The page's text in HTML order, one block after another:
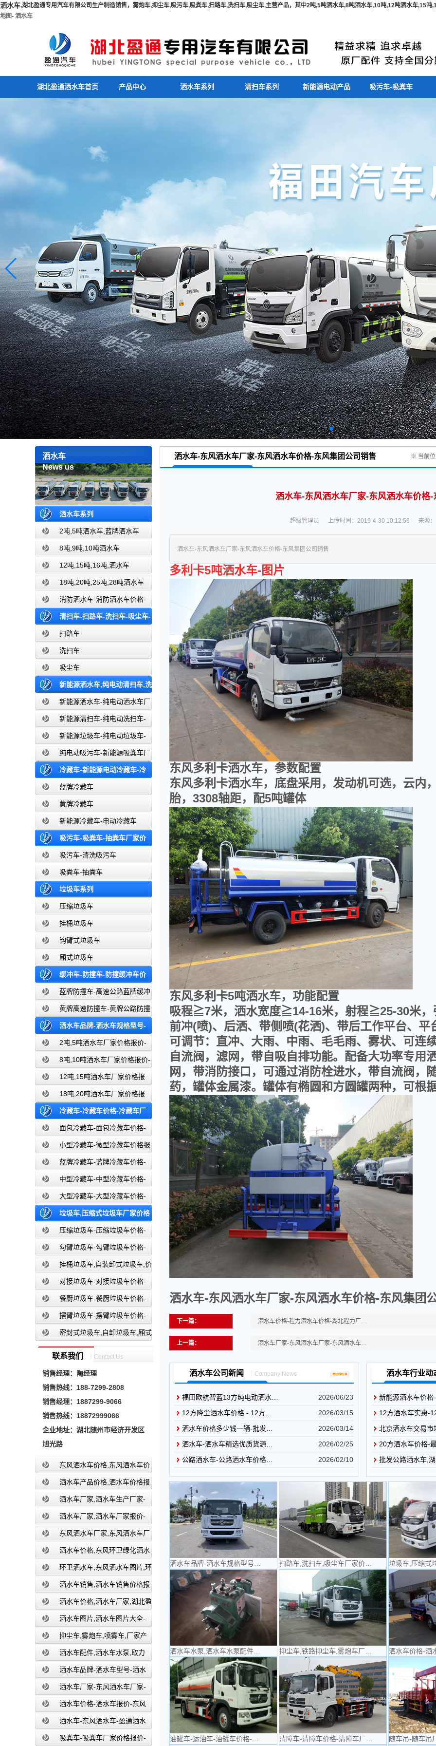
洒水车,湖北盈通专用汽车有限公司生产制造销售，雾炮车,抑尘车,吸污车,吸粪车,扫路车,洗扫车,吸尘车,主营产品，其中2吨,5吨洒水车,8吨洒水车,10吨,12吨洒水车,15
地图- 洒水车
湖北盈通洒水车首页 产品中心 洒水车系列 清扫车系列 新能源电动产品 吸污车-吸粪车
洒水车
News us
洒水车系列
2吨,5吨洒水车,蓝牌洒水车
8吨,9吨,10吨洒水车
12吨,15吨,16吨,洒水车
18吨,20吨,25吨,28吨洒水车
消防洒水车-消防洒水车价格-
消防洒水车报价-湖北盈通消防洒水车
厂家直销
清扫车-扫路车-洗扫车-吸尘车-
价格报价-湖北盈通
扫路车
洗扫车
吸尘车
新能源洒水车,纯电动清扫车,洗
扫车,垃圾车-新能源纯电动厂家价格报
价-湖北盈通
新能源洒水车-纯电动洒水车厂
家价格报价-湖北盈通
新能源清扫车-纯电动洗扫车-
新能源纯电动厂家价格报价-湖北盈通
新能源垃圾车-纯电动垃圾车-
新能源纯电动垃圾车厂家价格报价-湖
北盈通
纯电动吸污车-新能源吸粪车厂
家价格报价-湖北盈通
冷藏车-新能源电动冷藏车-冷
藏车厂家价格报价-湖北盈通
蓝牌冷藏车
黄牌冷藏车
新能源冷藏车-电动冷藏车
吸污车-吸粪车-抽粪车厂家价
格报价-清洗吸污车生产厂家
吸污车-清洗吸污车
吸粪车-抽粪车
垃圾车系列
压缩垃圾车
挂桶垃圾车
钩臂式垃圾车
厢式垃圾车
缓冲车-防撞车-防撞缓冲车价
格报价-高速公路防撞缓冲车厂家直销
蓝牌防撞车-高速公路蓝牌缓冲
黄牌高速防撞车-黄牌公路防撞
缓冲车 洒水车品牌-洒水车规格型号-
洒水车图片大全-湖北盈通
2吨,5吨洒水车厂家价格报价-
东风湖北盈通8吨,10吨洒水车厂家价格报价-
东风湖北盈通12吨,15吨洒水车厂家价格报
价-东风湖北盈通
18吨,20吨洒水车厂家价格报
价-东风湖北盈通
冷藏车-冷藏车价格-冷藏车厂
家直销-湖北盈通
面包冷藏车-面包冷藏车价格-
面包冷藏车报价-面包冷藏车厂家直销-
湖北盈通
小型冷藏车-微型冷藏车价格报
价-小型微型冷藏车厂家-湖北盈通
蓝牌冷藏车-蓝牌冷藏车价格-
冷藏车报价-湖北盈通冷藏车厂家直销
中型冷藏车-中型冷藏车价格-
中型冷藏车报价-中型冷藏车厂家直销-
湖北盈通
大型冷藏车-大型冷藏车价格-
大型冷藏车报价-大型冷藏车厂家直销-
湖北盈通
垃圾车,压缩式垃圾车厂家价格
报价,湖北盈通压缩垃圾车-压缩垃圾车价格-
压缩式垃圾车报价-湖北盈通
勾臂垃圾车-勾臂垃圾车价格-
车厢可卸式垃圾车-湖北盈通
挂桶垃圾车,自装卸式垃圾车,价
格,报价-湖北盈通
对接垃圾车-对接垃圾车价格-
对接垃圾车报价-湖北盈通
餐厨垃圾车-餐厨垃圾车价格-
餐厨垃圾车报价-湖北盈通
摆臂垃圾车-摆臂垃圾车价格-
摆臂垃圾车报价-湖北盈通
密封式垃圾车,自卸垃圾车,厢式
垃圾车,厂家,价格,报价,湖北盈通
联系我们 ｜Contact Us
销售经理：
陶经理
销售热线： 188-7299-2808
销售经理： 1887299-9066
销售热线： 18872999066
企业地址： 湖北随州市经济开发区
旭光路
东风洒水车价格,东风洒水车价
格报价-湖北盈通
洒水车产品价格,洒水车价格报
价-洒水车厂家直销-湖北盈通
洒水车厂家,洒水车生产厂家-
洒水车厂家销售-湖北盈通
洒水车厂家,洒水车厂家报价-
湖北盈通东风洒水车厂家,东风洒水车厂
家直销-洒水车厂家销售-湖北盈通
洒水车价格,东风环卫绿化洒水
车厂家,湖北盈通
环卫洒水车,东风洒水车图片,环
卫洒水车厂家直销-湖北盈通
洒水车销售,洒水车销售价格报
价-湖北盈通洒水车价格,洒水车厂家,湖北盈
洒水车图片,洒水车图片大全-
湖北盈通抑尘车,雾炮车,喷雾车,厂家产
品价格报价,湖北盈通
洒水车配件,洒水车水泵,取力
器,产品价格配置,湖北盈通
洒水车品牌-洒水车型号-洒水
车配置-湖北盈通
洒水车厂家-东风洒水车厂家-
东风洒水车厂家直销-湖北盈通
洒水车价格-洒水车报价-东风
洒水车价格-湖北盈通
洒水车-东风洒水车-盈通洒水
车-湖北盈通洒水车生产厂家
吸粪车-吸粪车厂家价格报价-
洒水车-东风洒水车厂家-东风洒水车价格-东风集团公司销售 ※ 当前
洒水车-东风洒水车厂家-东风洒水车价格
超级管理员 上传时间：2019-4-30 10:12:56 来源：
洒水车-东风洒水车厂家-东风洒水车价格-东风集团公司销售
多利卡5吨洒水车-图片
东风多利卡洒水车，参数配置
东风多利卡洒水车，底盘采用， 发动机可选，云内
胎，3308轴距，配5吨罐体
东风多利卡5吨洒水车，功能配置
吸程≧7米，洒水宽度≧14-16米，射程≧25-30米，
前冲(喷)、后洒、带侧喷(花洒)、带后工作平台、平
可调节：直冲、大雨、中雨、毛毛雨、雾状、可连
自流阀，滤网，带自吸自排功能。 配备大功率专用
网，带消防接口，可通过消防栓进水，带自流阀，
药，罐体金属漆。 罐体有椭圆和方圆罐两种，可根
洒水车-东风洒水车厂家-东风洒水车价格-东风集团
下一篇： 洒水车价格-程力洒水车价格-湖北程力厂…
上一篇： 洒水车厂家-东风洒水车厂家-东风洒水车…
洒水车公司新闻 ｜Company News
福田欧航智蓝13方纯电动洒水…
2026/06/23
12方降尘洒水车价格 - 12方…
2026/03/15
洒水车价格多少钱一辆-批发…
2026/03/14
洒水车-洒水车精选优质货源…
2026/02/25
公路洒水车-公路洒水车价格…
2026/02/10
洒水车行业动
新能源洒水车价
12方洒水车实惠-
北京洒水车交易
20方洒水车价格-
批发公路洒水车,
洒水车品牌-洒水车规格型号… 扫路车,洗扫车,吸尘车厂家价… 垃圾车,压缩式
洒水车水泵,洒水车水泵配件… 抑尘车,铁路抑尘车,雾炮车厂… 洒水车价格-洒
油罐车-运油车-油罐车价格-… 清障车-清障车价格-清障车厂… 随车吊-随车